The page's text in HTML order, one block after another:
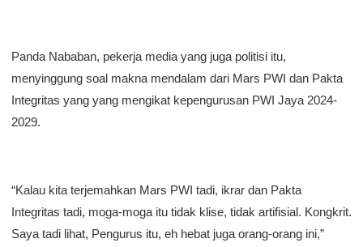
Panda Nababan, pekerja media yang juga politisi itu,
menyinggung soal makna mendalam dari Mars PWI dan Pakta
Integritas yang yang mengikat kepengurusan PWI Jaya 2024-
2029.
“Kalau kita terjemahkan Mars PWI tadi, ikrar dan Pakta
Integritas tadi, moga-moga itu tidak klise, tidak artifisial. Kongkrit.
Saya tadi lihat, Pengurus itu, eh hebat juga orang-orang ini,”